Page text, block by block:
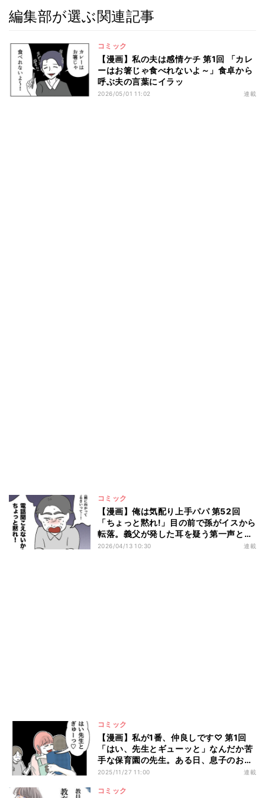
編集部が選ぶ関連記事
コミック
【漫画】私の夫は感情ケチ 第1回 「カレ
ーはお箸じゃ食べれないよ～」食卓から
呼ぶ夫の言葉にイラッ
2026/05/01 11:02 連載
コミック
【漫画】俺は気配り上手パパ 第52回
「ちょっと黙れ!」目の前で孫がイスから
転落。義父が発した耳を疑う第一声と
は?
2026/04/13 10:30 連載
コミック
【漫画】私が1番、仲良しです♡ 第1回
「はい、先生とギューッと」なんだか苦
手な保育園の先生。ある日、息子のお迎
えに行くと…?
2025/11/27 11:00 連載
コミック